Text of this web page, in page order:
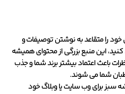
خود را متقاعد به نوشتن توصیفات و
این منبع بزرگی از محتوای همیشه
باعث اعتماد بیشتر برند شما و جذب
شما می شوند.
سبز برای وب سایت یا وبلاگ خود